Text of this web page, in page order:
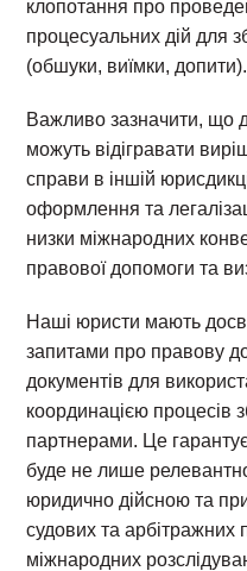
клопотання про
процесуальних дій для
(обшуки, виїмки, допити).
Важливо зазначити, що
можуть відігравати
справи в іншій
оформлення та
низки міжнародних
правової допомоги та
Наші юристи мають
запитами про правову
документів для
координацією процесів
партнерами. Це
буде не лише
юридично дійсною та
судових та арбітражних
міжнародних